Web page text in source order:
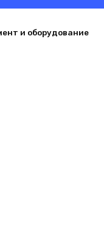
и оборудование